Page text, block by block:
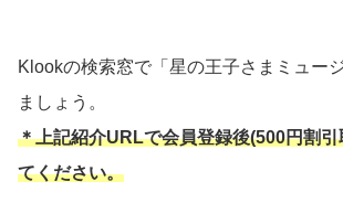
Klookの検索窓で「星の王子さまミュー
ましょう。
＊上記紹介URLで会員登録後(500円割
てください。